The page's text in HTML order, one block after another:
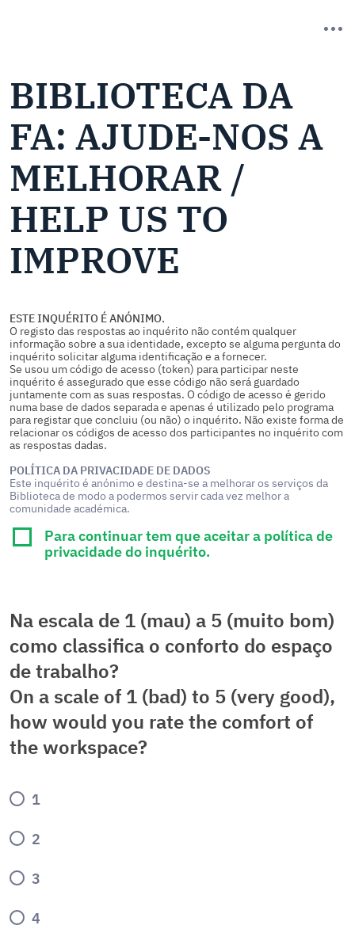
BIBLIOTECA DA
FA: AJUDE-NOS A
MELHORAR /
HELP US TO
IMPROVE
ESTE INQUÉRITO É ANÓNIMO.
O registo das respostas ao inquérito não contém qualquer
informação sobre a sua identidade, excepto se alguma pergunta do
inquérito solicitar alguma identificação e a fornecer.
Se usou um código de acesso (token) para participar neste
inquérito é assegurado que esse código não será guardado
juntamente com as suas respostas. O código de acesso é gerido
numa base de dados separada e apenas é utilizado pelo programa
para registar que concluiu (ou não) o inquérito. Não existe forma de
relacionar os códigos de acesso dos participantes no inquérito com
as respostas dadas.
POLÍTICA DA PRIVACIDADE DE DADOS
Este inquérito é anónimo e destina-se a melhorar os serviços da
Biblioteca de modo a podermos servir cada vez melhor a
comunidade académica.
Para continuar tem que aceitar a política de
privacidade do inquérito.
Na escala de 1 (mau) a 5 (muito bom)
como classifica o conforto do espaço
de trabalho?
On a scale of 1 (bad) to 5 (very good),
how would you rate the comfort of
the workspace?
1
2
3
4